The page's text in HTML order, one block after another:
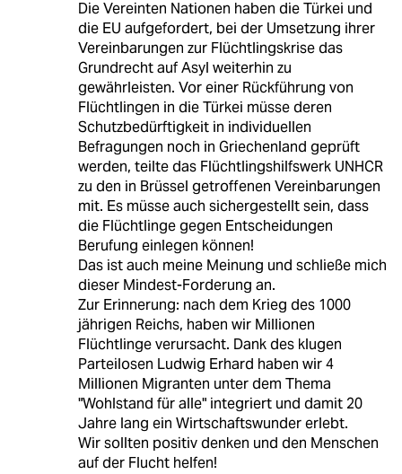
Die Vereinten Nationen haben die Türkei und
die EU aufgefordert, bei der Umsetzung ihrer
Vereinbarungen zur Flüchtlingskrise das
Grundrecht auf Asyl weiterhin zu
gewährleisten. Vor einer Rückführung von
Flüchtlingen in die Türkei müsse deren
Schutzbedürftigkeit in individuellen
Befragungen noch in Griechenland geprüft
werden, teilte das Flüchtlingshilfswerk UNHCR
zu den in Brüssel getroffenen Vereinbarungen
mit. Es müsse auch sichergestellt sein, dass
die Flüchtlinge gegen Entscheidungen
Berufung einlegen können!
Das ist auch meine Meinung und schließe mich
dieser Mindest-Forderung an.
Zur Erinnerung: nach dem Krieg des 1000
jährigen Reichs, haben wir Millionen
Flüchtlinge verursacht. Dank des klugen
Parteilosen Ludwig Erhard haben wir 4
Millionen Migranten unter dem Thema
"Wohlstand für alle" integriert und damit 20
Jahre lang ein Wirtschaftswunder erlebt.
Wir sollten positiv denken und den Menschen
auf der Flucht helfen!